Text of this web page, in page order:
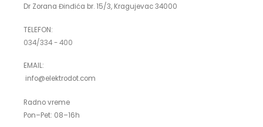
Dr Zorana Đinđića br. 15/3, Kragujevac 34000
TELEFON:
034/334 - 400
EMAIL:
info@elektrodot.com
Radno vreme
Pon–Pet: 08–16h